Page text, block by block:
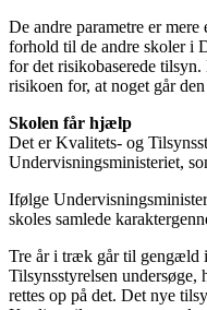
De andre parametre er
forhold til de andre skoler i
for det risikobaserede
risikoen for, at noget går
Skolen får hjælp
Det er Kvalitets- og
Undervisningsministeriet,
Ifølge
skoles samlede
Tre år i træk går til gengæld
Tilsynsstyrelsen undersøge,
rettes op på det. Det nye